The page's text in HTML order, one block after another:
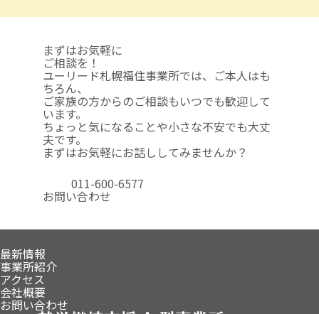
まずはお気軽に
ご相談を！
ユーリード札幌福住事業所では、ご本人はも
ちろん、
ご家族の方からのご相談もいつでも歓迎して
います。
ちょっと気になることや小さな不安でも大丈
夫です。
まずはお気軽にお話ししてみませんか？
011-600-6577
お問い合わせ
最新情報
事業所紹介
アクセス
会社概要
お問い合わせ